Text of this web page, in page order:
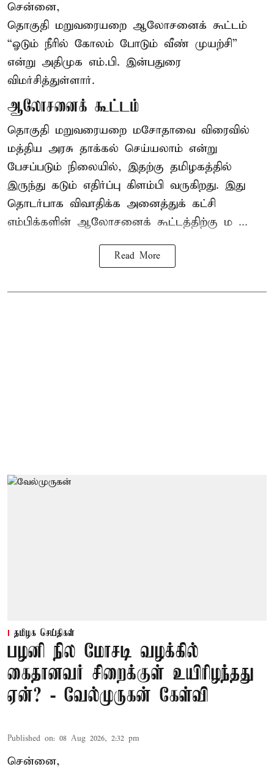
சென்னை,
தொகுதி மறுவரையறை ஆலோசனைக் கூட்டம்
“ஓடும் நீரில் கோலம் போடும் வீண் முயற்சி”
என்று அதிமுக எம்.பி. இன்பதுரை
விமர்சித்துள்ளார்.
ஆலோசனைக் கூட்டம்
தொகுதி மறுவரையறை மசோதாவை விரைவில்
மத்திய அரசு தாக்கல் செய்யலாம் என்று
பேசப்படும் நிலையில், இதற்கு தமிழகத்தில்
இருந்து கடும் எதிர்ப்பு கிளம்பி வருகிறது. இது
தொடர்பாக விவாதிக்க அனைத்துக் கட்சி
எம்பிக்களின் ஆலோசனைக் கூட்டத்திற்கு ம ...
Read More
தமிழக செய்திகள்
பழனி நில மோசடி வழக்கில்
கைதானவர் சிறைக்குள் உயிரிழந்தது
ஏன்? - வேல்முருகன் கேள்வி
Published on: 08 Aug 2026, 2:32 pm
சென்னை,